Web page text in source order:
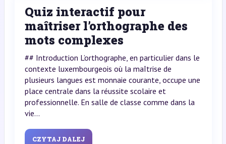
Quiz interactif pour
maîtriser l’orthographe des
mots complexes
## Introduction L’orthographe, en particulier dans le
contexte luxembourgeois où la maîtrise de
plusieurs langues est monnaie courante, occupe une
place centrale dans la réussite scolaire et
professionnelle. En salle de classe comme dans la
vie...
CZYTAJ DALEJ